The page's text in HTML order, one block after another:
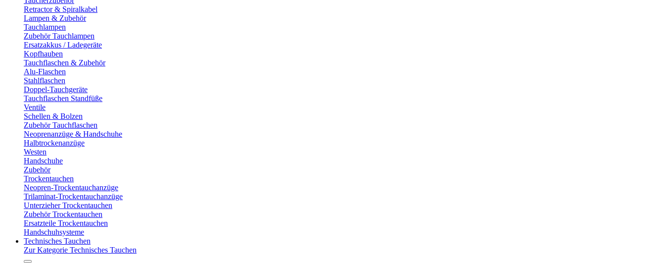
Retractor & Spiralkabel
Lampen & Zubehör
Tauchlampen
Zubehör Tauchlampen
Ersatzakkus / Ladegeräte
Kopfhauben
Tauchflaschen & Zubehör
Alu-Flaschen
Stahlflaschen
Doppel-Tauchgeräte
Tauchflaschen Standfüße
Ventile
Schellen & Bolzen
Zubehör Tauchflaschen
Neoprenanzüge & Handschuhe
Halbtrockenanzüge
Westen
Handschuhe
Zubehör
Trockentauchen
Neopren-Trockentauchanzüge
Trilaminat-Trockentauchanzüge
Unterzieher Trockentauchen
Zubehör Trockentauchen
Ersatzteile Trockentauchen
Handschuhsysteme
Technisches Tauchen
Zur Kategorie Technisches Tauchen